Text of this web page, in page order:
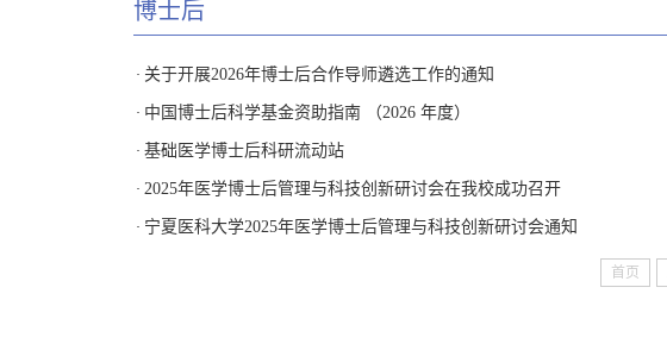
博士后
· 关于开展2026年博士后合作导师遴选工作的通知
· 中国博士后科学基金资助指南 （2026 年度）
· 基础医学博士后科研流动站
· 2025年医学博士后管理与科技创新研讨会在我校成功召开
· 宁夏医科大学2025年医学博士后管理与科技创新研讨会通知
首页